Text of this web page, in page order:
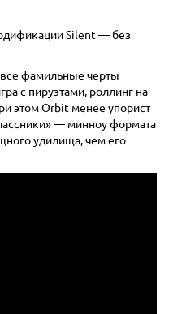
Silent — без
фамильные черты
с пируэтами, роллинг на
этом Orbit менее упорист
— минноу формата
удилища, чем его